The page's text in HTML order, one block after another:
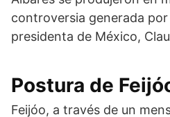
controversia generada por
presidenta de México,
Postura de
Feijóo, a través de un